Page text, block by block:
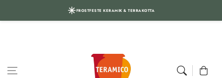
FROSTFESTE KERAMIK & TERRAKOTTA
Zum Inhalt